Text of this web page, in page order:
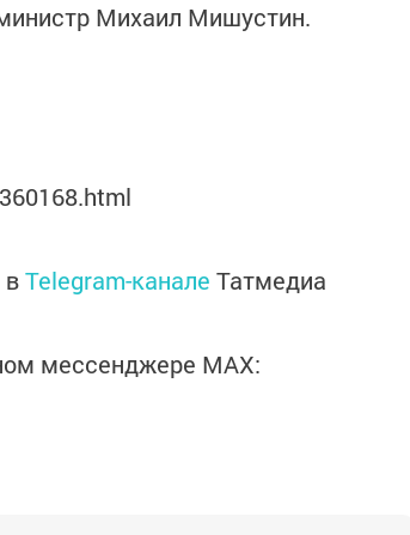
Михаил Мишустин.
Telegram-канале Татмедиа
мессенджере MАХ: